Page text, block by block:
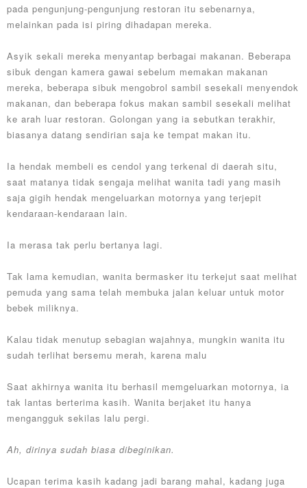
pada pengunjung-pengunjung restoran itu sebenarnya,
melainkan pada isi piring dihadapan mereka.
Asyik sekali mereka menyantap berbagai makanan. Beberapa
sibuk dengan kamera gawai sebelum memakan makanan
mereka, beberapa sibuk mengobrol sambil sesekali menyendok
makanan, dan beberapa fokus makan sambil sesekali melihat
ke arah luar restoran. Golongan yang ia sebutkan terakhir,
biasanya datang sendirian saja ke tempat makan itu.
Ia hendak membeli es cendol yang terkenal di daerah situ,
saat matanya tidak sengaja melihat wanita tadi yang masih
saja gigih hendak mengeluarkan motornya yang terjepit
kendaraan-kendaraan lain.
Ia merasa tak perlu bertanya lagi.
Tak lama kemudian, wanita bermasker itu terkejut saat melihat
pemuda yang sama telah membuka jalan keluar untuk motor
bebek miliknya.
Kalau tidak menutup sebagian wajahnya, mungkin wanita itu
sudah terlihat bersemu merah, karena malu
Saat akhirnya wanita itu berhasil memgeluarkan motornya, ia
tak lantas berterima kasih. Wanita berjaket itu hanya
mengangguk sekilas lalu pergi.
Ah, dirinya sudah biasa dibeginikan.
Ucapan terima kasih kadang jadi barang mahal, kadang juga